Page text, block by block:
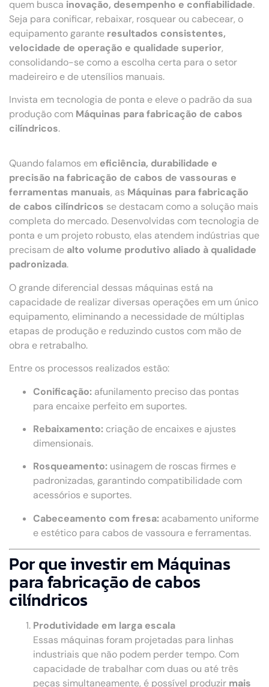
quem busca inovação, desempenho e confiabilidade.
Seja para conificar, rebaixar, rosquear ou cabecear, o
equipamento garante resultados consistentes,
velocidade de operação e qualidade superior,
consolidando-se como a escolha certa para o setor
madeireiro e de utensílios manuais.
Invista em tecnologia de ponta e eleve o padrão da sua
produção com Máquinas para fabricação de cabos
cilíndricos.
Quando falamos em eficiência, durabilidade e
precisão na fabricação de cabos de vassouras e
ferramentas manuais, as Máquinas para fabricação
de cabos cilíndricos se destacam como a solução mais
completa do mercado. Desenvolvidas com tecnologia de
ponta e um projeto robusto, elas atendem indústrias que
precisam de alto volume produtivo aliado à qualidade
padronizada.
O grande diferencial dessas máquinas está na
capacidade de realizar diversas operações em um único
equipamento, eliminando a necessidade de múltiplas
etapas de produção e reduzindo custos com mão de
obra e retrabalho.
Entre os processos realizados estão:
Conificação: afunilamento preciso das pontas
para encaixe perfeito em suportes.
Rebaixamento: criação de encaixes e ajustes
dimensionais.
Rosqueamento: usinagem de roscas firmes e
padronizadas, garantindo compatibilidade com
acessórios e suportes.
Cabeceamento com fresa: acabamento uniforme
e estético para cabos de vassoura e ferramentas.
Por que investir em Máquinas
para fabricação de cabos
cilíndricos
Produtividade em larga escala
Essas máquinas foram projetadas para linhas
industriais que não podem perder tempo. Com
capacidade de trabalhar com duas ou até três
peças simultaneamente, é possível produzir mais